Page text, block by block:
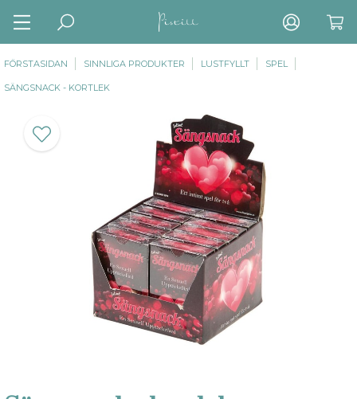
FÖRSTASIDAN SINNLIGA PRODUKTER LUSTFYLLT SPEL
SÄNGSNACK - KORTLEK